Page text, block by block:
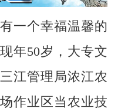
个幸福温馨的
年50岁，大专文
江管理局浓江农
作业区当农业技